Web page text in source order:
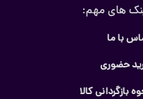
های مهم:
با ما
حضوری
بازگردانی کالا